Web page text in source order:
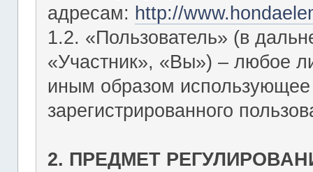
адресам: http://
1.2. «Пользователь» (в
«Участник», «Вы») – любое
иным образом использующее
зарегистрированного
2. ПРЕДМЕТ